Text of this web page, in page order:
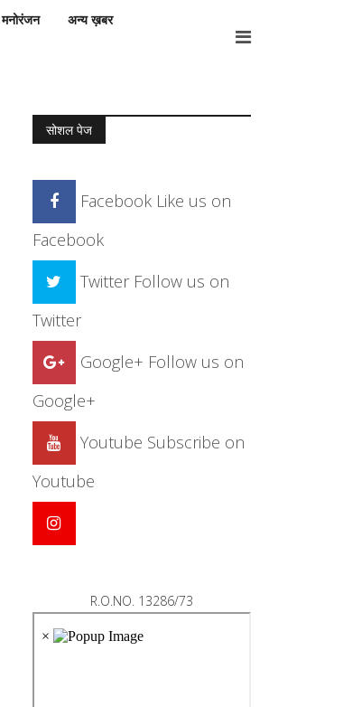
मनोरंजन अन्य ख़बर
सोशल पेज
Facebook Like us on
Facebook
Twitter Follow us on
Twitter
Google+ Follow us on
Google+
Youtube Subscribe on
Youtube
R.O.NO. 13286/73